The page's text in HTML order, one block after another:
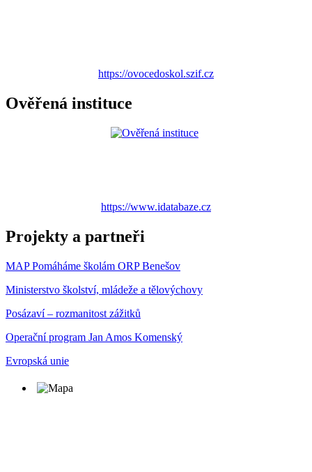
https://ovocedoskol.szif.cz
Ověřená instituce
https://www.idatabaze.cz
Projekty a partneři
MAP Pomáháme školám ORP Benešov
Ministerstvo školství, mládeže a tělovýchovy
Posázaví – rozmanitost zážitků
Operační program Jan Amos Komenský
Evropská unie